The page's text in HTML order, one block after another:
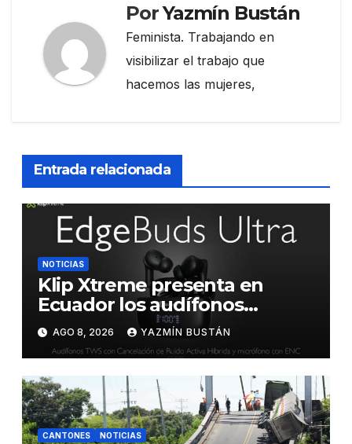
PorYazmín Bustán
Feminista. Trabajando en
visibilizar el trabajo que
hacemos las mujeres,
Entrada relacionada
NOTICIAS
Klip Xtreme presenta en
Ecuador los audífonos
DynaBuds con sonido
inteligente y control táctil
AGO 8, 2026 YAZMÍN BUSTÁN
CANTONES NOTICIAS